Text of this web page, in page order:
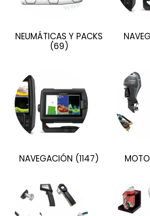
NEUMÁTICAS Y PACKS
(69)
NAVEGACIÓN (1147)